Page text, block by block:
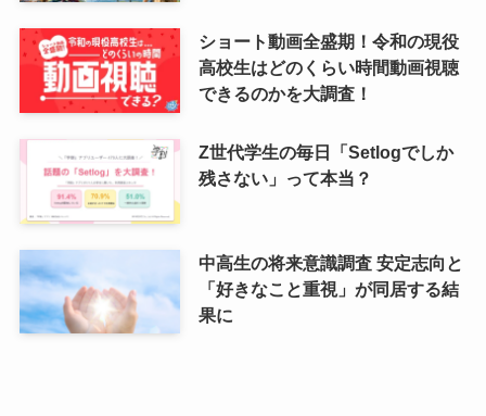
ショート動画全盛期！令和の現役
高校生はどのくらい時間動画視聴
できるのかを大調査！
Z世代学生の毎日「Setlogでしか
残さない」って本当？
中高生の将来意識調査 安定志向と
「好きなこと重視」が同居する結
果に